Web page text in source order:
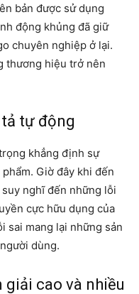
bản được sử dụng
động khủng đã giữ
chuyên nghiệp ở lại.
thương hiệu trở nên
tự động
khẳng định sự
Giờ đây khi đến
nghĩ đến những lỗi
cực hữu dụng của
sai mang lại những sản
dùng.
giải cao và nhiều